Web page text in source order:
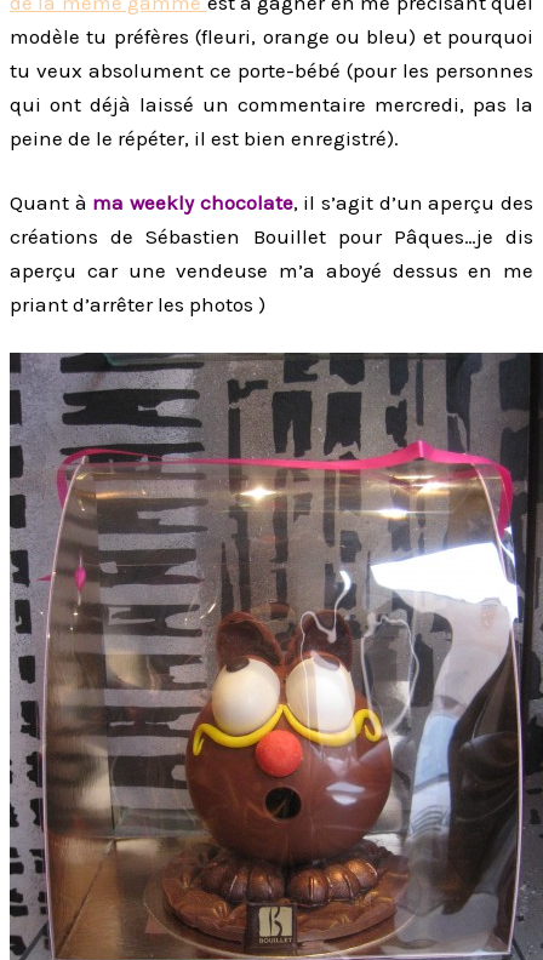
modèle tu préfères (fleuri, orange ou bleu) et pourquoi
tu veux absolument ce porte-bébé (pour les personnes
qui ont déjà laissé un commentaire mercredi, pas la
peine de le répéter, il est bien enregistré).
Quant à ma weekly chocolate, il s’agit d’un aperçu des
créations de Sébastien Bouillet pour Pâques…je dis
aperçu car une vendeuse m’a aboyé dessus en me
priant d’arrêter les photos )